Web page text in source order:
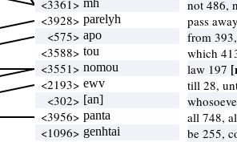
<3361> mh
not 486,
<3928> parelyh
pass
<575> apo
from
<3588> tou
which
<3551> nomou law 197
<2193> ewv
till 28,
<302> [an]
<3956> panta
all 748,
<1096> genhtai be 255,